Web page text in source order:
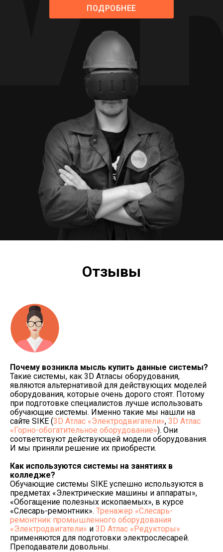
ПОДРОБНЕЕ
Отзывы
Почему возникла мысль купить данные системы?
Такие системы, как 3D Атласы оборудования,
являются альтернативой для действующих моделей
оборудования, которые очень дорого стоят. Потому
при подготовке специалистов лучше использовать
обучающие системы. Именно такие мы нашли на
сайте SIKE (3D Атлас «Электродвигатели», 3D Атлас
«Горно-обогатительное оборудование»). Они
соответствуют действующей модели оборудования.
И мы приняли решение их приобрести.
Как используются системы на занятиях в
колледже?
Обучающие системы SIKE успешно используются в
предметах «Электрические машины и аппараты»,
«Обогащение полезных ископаемых», в курсе
«Слесарь-ремонтник». Тренажер «Слесарь-
ремонтник промышленного оборудования
«Электродвигатели» и 3D Атлас «Редукторы»
применяются для подготовки электрослесарей.
Преподаватели довольны.